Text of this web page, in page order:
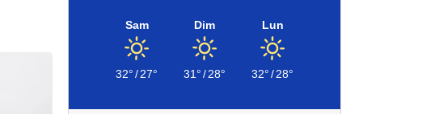
Sam
32°/27°
Dim
31°/28°
Lun
32°/28°